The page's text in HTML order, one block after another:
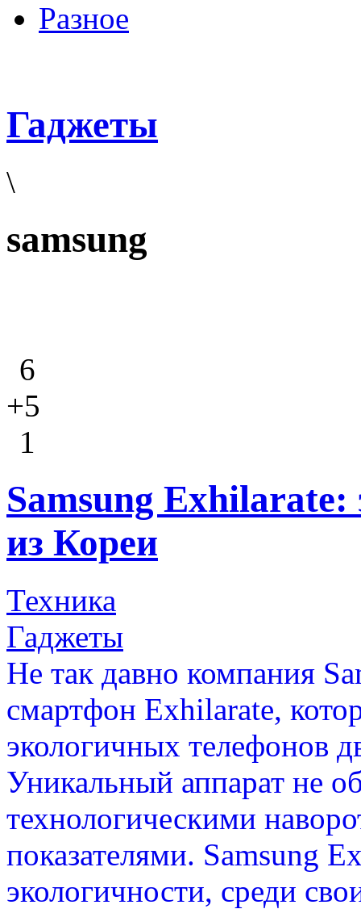
Разное
Гаджеты
\
samsung
6
+5
1
Samsung Exhilarate:
из Кореи
Техника
Гаджеты
Не так давно компания
смартфон Exhilarate,
экологичных телефонов
Уникальный аппарат не
технологическими
показателями. Samsung
экологичности, среди